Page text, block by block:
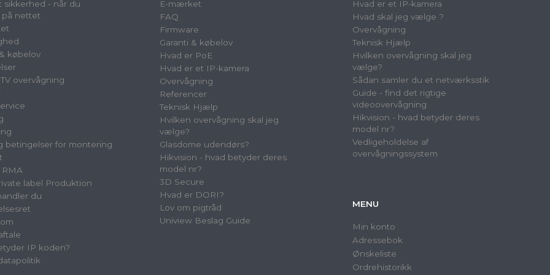
sikkerhed - når du
på nettet
købelov
overvågning
betingelser for montering
RMA
label Produktion
du
IP koden?
E-mærket
FAQ
Firmware
Garanti & købelov
Hvad er PoE
Hvad er et IP-kamera
Overvågning
Referencer
Teknisk Hjælp
Hvilken overvågning skal jeg
vælge?
Glasdome udendørs?
Hikvision - hvad betyder deres
model nr?
3D Secure
Hvad er DORI?
Lov om pigtråd
Uniview Beslag Guide
Hvad er et IP-kamera
Hvad skal jeg vælge ?
Overvågning
Teknisk Hjælp
Hvilken overvågning skal jeg
vælge?
Sådan samler du et netværksstik
Guide - find det rigtige
videoovervågning
Hikvision - hvad betyder deres
model nr?
Vedligeholdelse af
overvågningssystem
MENU
Min konto
Adressebok
Ønskeliste
Ordrehistorikk